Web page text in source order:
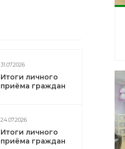
31.07.2026
Итоги личного
приёма граждан
24.07.2026
Итоги личного
приёма граждан